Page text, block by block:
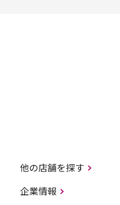
他の店舗を探す
企業情報